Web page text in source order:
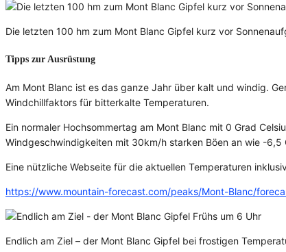
Die letzten 100 hm zum Mont Blanc Gipfel kurz vor
Tipps zur Ausrüstung
Am Mont Blanc ist es das ganze Jahr über kalt und windig.
Windchillfaktors für bitterkalte Temperaturen.
Ein normaler Hochsommertag am Mont Blanc mit 0 Grad
Windgeschwindigkeiten mit 30km/h starken Böen an wie -6,5
Eine nützliche Webseite für die aktuellen Temperaturen
https://www.mountain-forecast.com/peaks/Mont-Blanc/
Endlich am Ziel – der Mont Blanc Gipfel bei frostigen